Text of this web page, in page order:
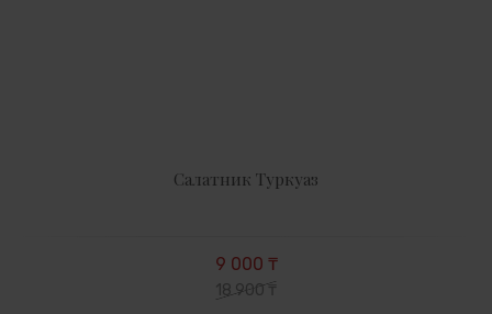
Салатник Туркуаз
9 000 ₸
18 900 ₸